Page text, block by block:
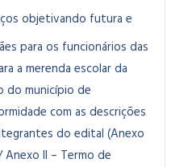
objetivando futura e
para os funcionários das
a merenda escolar da
do município de
com as descrições
do edital (Anexo
II – Termo de